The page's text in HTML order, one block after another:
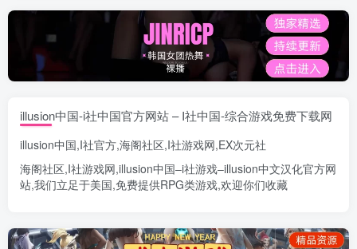
illusion中国-i社中国官方网站 – I社中国-综合游戏免费下载网
illusion中国,I社官方,海阁社区,I社游戏网,EX次元社
海阁社区,I社游戏网,illusion中国–i社游戏–illusion中文汉化官方网
站,我们立足于美国,免费提供RPG类游戏,欢迎你们收藏